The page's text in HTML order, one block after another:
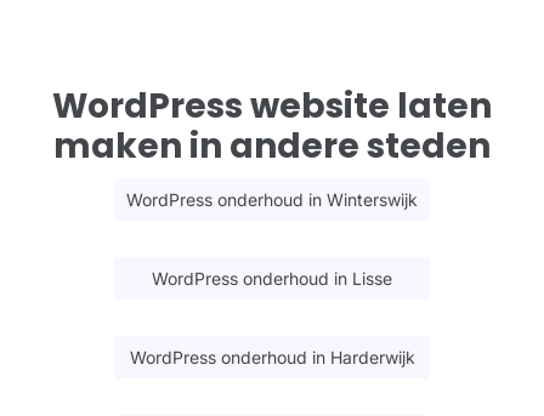
WordPress website laten
maken in andere steden
WordPress onderhoud in Winterswijk
WordPress onderhoud in Lisse
WordPress onderhoud in Harderwijk